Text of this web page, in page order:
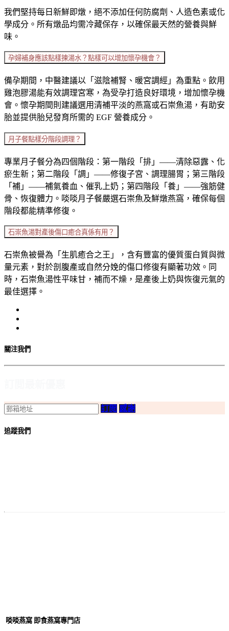
我們堅持每日新鮮即燉，絕不添加任何防腐劑、人造色素或化
學成分。所有燉品均需冷藏保存，以確保最天然的營養與鮮
味。
孕婦補身應該點樣揀湯水？點樣可以增加懷孕機會？
備孕期間，中醫建議以「滋陰補腎、暖宮調經」為重點。飲用
雞泡膠湯能有效調理宮寒，為受孕打造良好環境，增加懷孕機
會。懷孕期間則建議選用清補平淡的燕窩或石崇魚湯，有助安
胎並提供胎兒發育所需的 EGF 營養成分。
月子餐點樣分階段調理？
專業月子餐分為四個階段：第一階段「排」——清除惡露、化
瘀生新；第二階段「調」——修復子宮、調理腸胃；第三階段
「補」——補氣養血、催乳上奶；第四階段「養」——強筋健
骨、恢復體力。啖啖月子餐嚴選石崇魚及鮮燉燕窩，確保每個
階段都能精準修復。
石崇魚湯對產後傷口癒合真係有用？
石崇魚被譽為「生肌癒合之王」，含有豐富的優質蛋白質與微
量元素，對於剖腹產或自然分娩的傷口修復有顯著功效。同
時，石崇魚湯性平味甘，補而不燥，是產後上奶與恢復元氣的
最佳選擇。
關注我們
訂閲 感謝
追蹤我們
啖啖燕窩 即食燕窩專門店